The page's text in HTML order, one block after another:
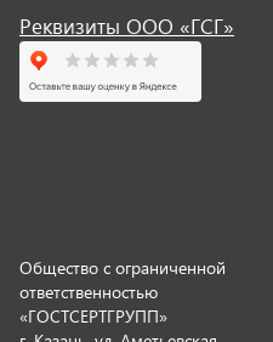
Реквизиты ООО «ГСГ»
Общество с ограниченной
ответственностью
«ГОСТСЕРТГРУПП»